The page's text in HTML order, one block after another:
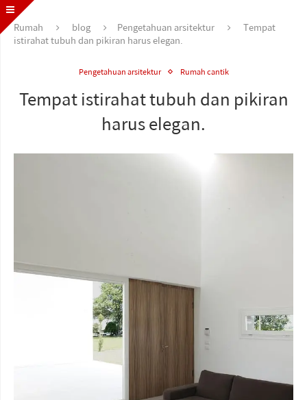
Rumah blog Pengetahuan arsitektur
Tempat
istirahat tubuh dan pikiran harus elegan.
Pengetahuan arsitektur Rumah cantik
Tempat istirahat tubuh dan pikiran
harus elegan.